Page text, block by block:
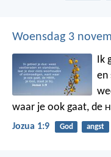
Woensdag 3
Ik
en
waar je ook gaat, de
Jozua 1:9 God angst